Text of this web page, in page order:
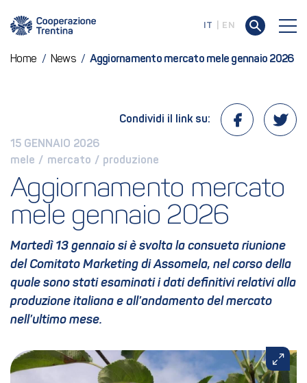
IT EN
Home / News / Aggiornamento mercato mele gennaio 2026
15 GENNAIO 2026
mele / mercato / produzione
Condividi il link su:
Aggiornamento mercato
mele gennaio 2026
Martedì 13 gennaio si è svolta la consueta riunione
del Comitato Marketing di Assomela, nel corso della
quale sono stati esaminati i dati definitivi relativi alla
produzione italiana e all’andamento del mercato
nell’ultimo mese.